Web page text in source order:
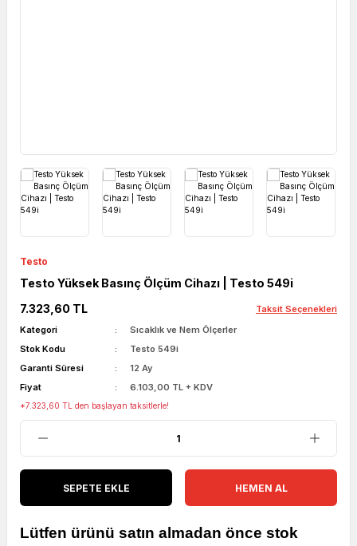
Testo
Testo Yüksek Basınç Ölçüm Cihazı | Testo 549i
7.323,60 TL
Taksit Seçenekleri
Kategori
Sıcaklık ve Nem Ölçerler
Stok Kodu
Testo 549i
Garanti Süresi
12 Ay
Fiyat
6.103,00 TL + KDV
*7.323,60 TL den başlayan taksitlerle!
SEPETE EKLE HEMEN AL
Lütfen ürünü satın almadan önce stok